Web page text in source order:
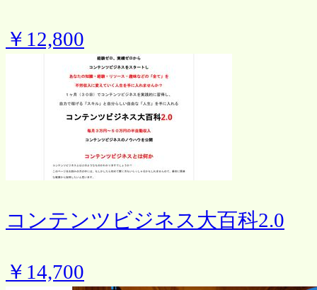
￥12,800
コンテンツビジネス大百科2.0
￥14,700